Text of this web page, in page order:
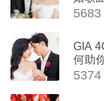
GIA
何助